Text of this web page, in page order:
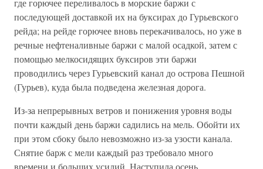
где горючее переливалось в морские баржи с
последующей доставкой их на буксирах до Гурьевского
рейда; на рейде горючее вновь перекачивалось, но уже в
речные нефтеналивные баржи с малой осадкой, затем с
помощью мелкосидящих буксиров эти баржи
проводились через Гурьевский канал до острова Пешной
(Гурьев), куда была подведена железная дорога.
Из-за непрерывных ветров и понижения уровня воды
почти каждый день баржи садились на мель. Обойти их
при этом сбоку было невозможно из-за узости канала.
Снятие барж с мели каждый раз требовало много
времени и больших усилий. Наступила осень.